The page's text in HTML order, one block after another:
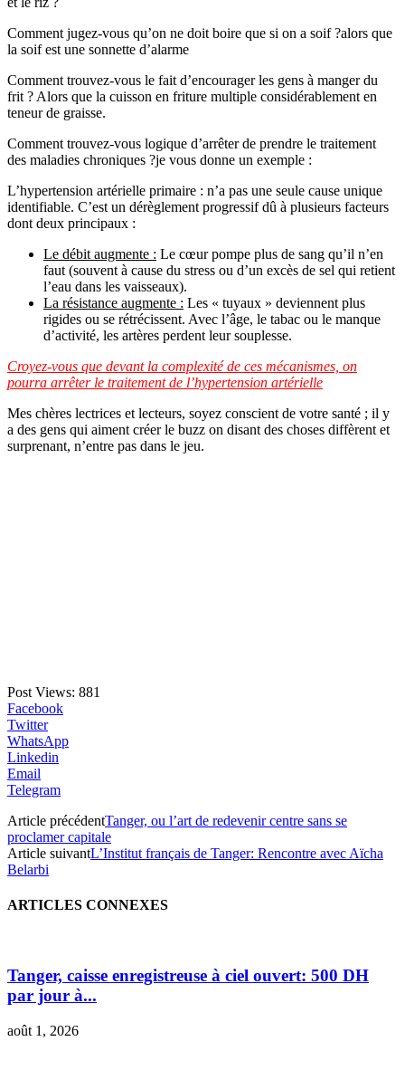
Comment jugez-vous qu’on ne doit boire que si on a soif ?alors que
la soif est une sonnette d’alarme
Comment trouvez-vous le fait d’encourager les gens à manger du
frit ? Alors que la cuisson en friture multiple considérablement en
teneur de graisse.
Comment trouvez-vous logique d’arrêter de prendre le traitement
des maladies chroniques ?je vous donne un exemple :
L’hypertension artérielle primaire : n’a pas une seule cause unique
identifiable. C’est un dérèglement progressif dû à plusieurs facteurs
dont deux principaux :
Le débit augmente : Le cœur pompe plus de sang qu’il n’en
faut (souvent à cause du stress ou d’un excès de sel qui retient
l’eau dans les vaisseaux).
La résistance augmente : Les « tuyaux » deviennent plus
rigides ou se rétrécissent. Avec l’âge, le tabac ou le manque
d’activité, les artères perdent leur souplesse.
Croyez-vous que devant la complexité de ces mécanismes, on
pourra arrêter le traitement de l’hypertension artérielle
Mes chères lectrices et lecteurs, soyez conscient de votre santé ; il y
a des gens qui aiment créer le buzz on disant des choses diffèrent et
surprenant, n’entre pas dans le jeu.
Post Views: 881
Facebook
Twitter
WhatsApp
Linkedin
Email
Telegram
Article précédentTanger, ou l’art de redevenir centre sans se
proclamer capitale
Article suivantL’Institut français de Tanger: Rencontre avec Aïcha
Belarbi
ARTICLES CONNEXES
Tanger, caisse enregistreuse à ciel ouvert: 500 DH
par jour à...
août 1, 2026